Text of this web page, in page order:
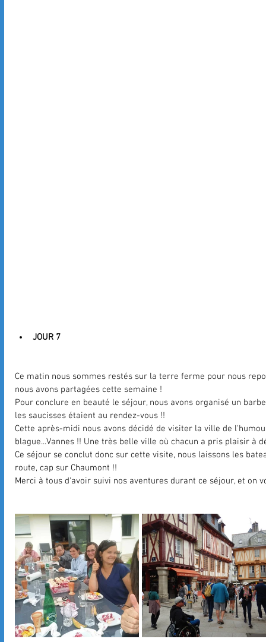
JOUR 7
Ce matin nous sommes restés sur la terre ferme pour nous
nous avons partagées cette semaine !
Pour conclure en beauté le séjour, nous avons organisé un
les saucisses étaient au rendez-vous !!
Cette après-midi nous avons décidé de visiter la ville de
blague...Vannes !! Une très belle ville où chacun a pris plaisir à
Ce séjour se conclut donc sur cette visite, nous laissons les
route, cap sur Chaumont !!
Merci à tous d'avoir suivi nos aventures durant ce séjour, et on